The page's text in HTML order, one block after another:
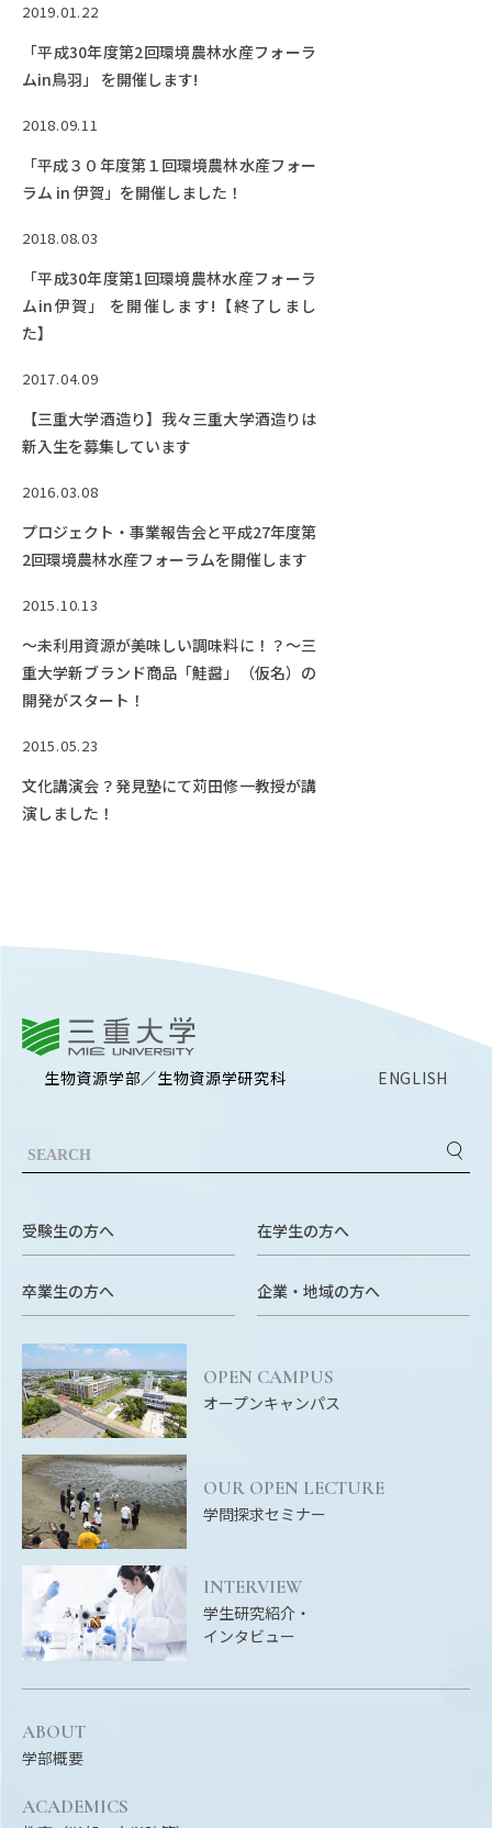
2019.01.22
「平成30年度第2回環境農林水産フォーラ
ムin鳥羽」 を開催します!
2018.09.11
「平成３０年度第１回環境農林水産フォー
ラム in 伊賀」を開催しました！
2018.08.03
「平成30年度第1回環境農林水産フォーラ
ムin伊賀」 を開催します!【終了しまし
た】
2017.04.09
【三重大学酒造り】我々三重大学酒造りは
新入生を募集しています
2016.03.08
プロジェクト・事業報告会と平成27年度第
2回環境農林水産フォーラムを開催します
2015.10.13
～未利用資源が美味しい調味料に！？～三
重大学新ブランド商品「鮭醤」（仮名）の
開発がスタート！
2015.05.23
文化講演会？発見塾にて苅田修一教授が講
演しました！
生物資源学部／生物資源学研究科 ENGLISH
受験生の方へ 在学生の方へ
卒業生の方へ 企業・地域の方へ
OPEN CAMPUS
オープンキャンパス
OUR OPEN LECTURE
学問探求セミナー
INTERVIEW
学生研究紹介・
インタビュー
ABOUT
学部概要
ACADEMICS